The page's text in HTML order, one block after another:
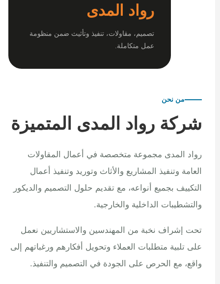
رواد المدى
تصميم، مقاولات، تنفيذ وتأثيث ضمن منظومة
عمل متكاملة.
من نحن
شركة رواد المدى المتميزة
رواد المدى مجموعة متخصصة في أعمال المقاولات
العامة وتنفيذ المشاريع والأثاث وتوريد وتنفيذ أعمال
التكييف بجميع أنواعه، مع تقديم حلول التصميم والديكور
والتشطيبات الداخلية والخارجية.
تحت إشراف نخبة من المهندسين والاستشاريين نعمل
على تلبية متطلبات العملاء وتحويل أفكارهم ورغباتهم إلى
واقع، مع الحرص على الجودة في التصميم والتنفيذ.